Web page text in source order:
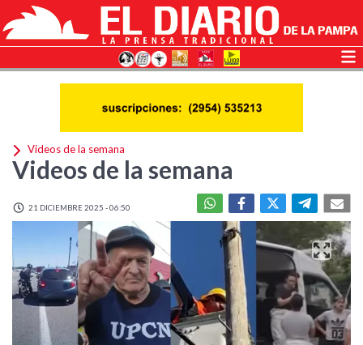
Videos de la semana
Videos de la semana
21 DICIEMBRE 2025 - 06:50